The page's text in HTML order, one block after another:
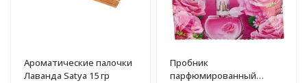
Ароматические палочки
Лаванда Satya 15 гр
Пробник
парфюмированный